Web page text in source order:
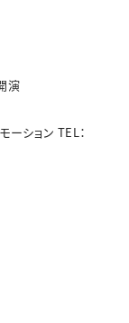
演
ーション TEL：